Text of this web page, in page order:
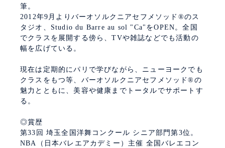
筆。
2012年9月よりバーオソルクニアセフメソッド®︎のス
タジオ、Studio du Barre au sol "Ca"をOPEN。全国
でクラスを展開する傍ら、TVや雑誌などでも活動の
幅を広げている。
現在は定期的にパリで学びながら、ニューヨークでも
クラスをもつ等、バーオソルクニアセフメソッド®︎の
魅力とともに、美容や健康までトータルでサポートす
る。
◎賞歴
第33回 埼玉全国洋舞コンクール シニア部門第3位。
NBA（日本バレエアカデミー）主催 全国バレエコン